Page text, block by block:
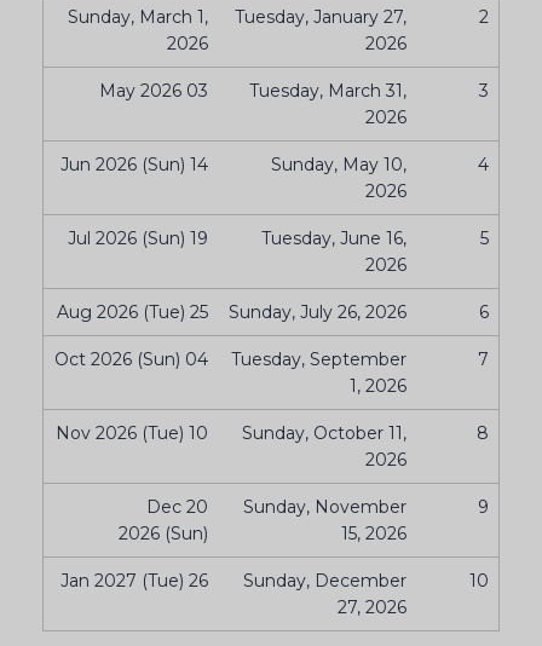
2
Tuesday, January 27,
2026
Sunday, March 1,
2026
3
Tuesday, March 31,
2026
03 May 2026
4
Sunday, May 10,
2026
14 Jun 2026 (Sun)
5
Tuesday, June 16,
2026
19 Jul 2026 (Sun)
6
Sunday, July 26, 2026
25 Aug 2026 (Tue)
7
Tuesday, September
1, 2026
04 Oct 2026 (Sun)
8
Sunday, October 11,
2026
10 Nov 2026 (Tue)
9
Sunday, November
15, 2026
20 Dec
2026 (Sun)
10
Sunday, December
27, 2026
26 Jan 2027 (Tue)